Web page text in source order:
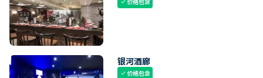
check
银河酒廊
check价格包含